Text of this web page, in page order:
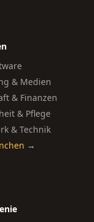
& Medien
& Finanzen
& Pflege
& Technik
→